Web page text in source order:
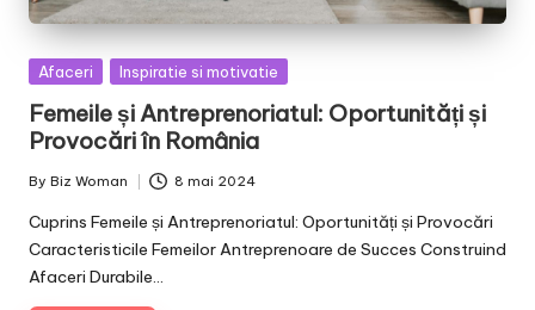
Posted
Afaceri Inspiratie si motivatie
Femeile și Antreprenoriatul: Oportunități și
Provocări în România
Posted
by
By Biz Woman 8 mai 2024
Cuprins Femeile și Antreprenoriatul: Oportunități și Provocări
Caracteristicile Femeilor Antreprenoare de Succes Construind
Afaceri Durabile…